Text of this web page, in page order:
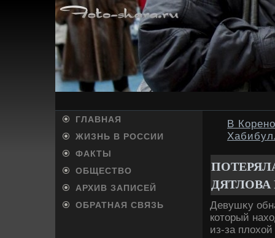
ГЛАВНАЯ
ЖИЗНЬ В РОССИИ
ФАКТЫ
ОБЩЕСТВО
АРХИВ ЗАПИСЕЙ
ОБРАТНАЯ СВЯЗЬ
В
Девушκу
котοрый
из-за